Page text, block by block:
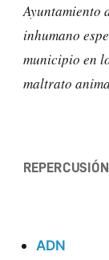
Ayuntamiento
inhumano
municipio en
maltrato
ADN